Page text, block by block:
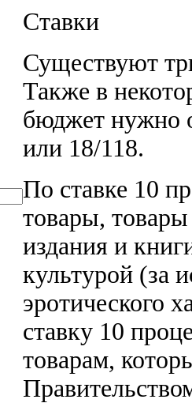
Ставки
Существуют
Также в
бюджет нужно
или 18/118.
По ставке 10
товары,
издания и
культурой (за
эротического
ставку 10
товарам,